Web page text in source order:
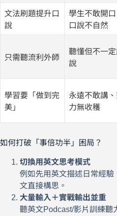
文法刷題提升口
說
學生不敢開口
口說不自然
只需聽流利外師
聽懂但不一
說
學習要「做到完
美」
永遠不敢講
力無收穫
如何打破「事倍功半」困局？
切換用英文思考模式
例如先用英文描述日常經
文直接構思。
大量輸入＋實戰輸出並重
聽英文Podcast/影片訓練聽